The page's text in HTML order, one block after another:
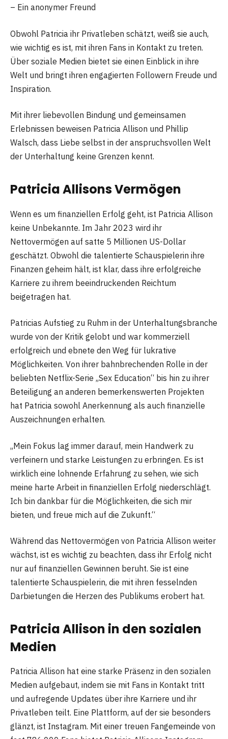
– Ein anonymer Freund
Obwohl Patricia ihr Privatleben schätzt, weiß sie auch,
wie wichtig es ist, mit ihren Fans in Kontakt zu treten.
Über soziale Medien bietet sie einen Einblick in ihre
Welt und bringt ihren engagierten Followern Freude und
Inspiration.
Mit ihrer liebevollen Bindung und gemeinsamen
Erlebnissen beweisen Patricia Allison und Phillip
Walsch, dass Liebe selbst in der anspruchsvollen Welt
der Unterhaltung keine Grenzen kennt.
Patricia Allisons Vermögen
Wenn es um finanziellen Erfolg geht, ist Patricia Allison
keine Unbekannte. Im Jahr 2023 wird ihr
Nettovermögen auf satte 5 Millionen US-Dollar
geschätzt. Obwohl die talentierte Schauspielerin ihre
Finanzen geheim hält, ist klar, dass ihre erfolgreiche
Karriere zu ihrem beeindruckenden Reichtum
beigetragen hat.
Patricias Aufstieg zu Ruhm in der Unterhaltungsbranche
wurde von der Kritik gelobt und war kommerziell
erfolgreich und ebnete den Weg für lukrative
Möglichkeiten. Von ihrer bahnbrechenden Rolle in der
beliebten Netflix-Serie „Sex Education“ bis hin zu ihrer
Beteiligung an anderen bemerkenswerten Projekten
hat Patricia sowohl Anerkennung als auch finanzielle
Auszeichnungen erhalten.
„Mein Fokus lag immer darauf, mein Handwerk zu
verfeinern und starke Leistungen zu erbringen. Es ist
wirklich eine lohnende Erfahrung zu sehen, wie sich
meine harte Arbeit in finanziellen Erfolg niederschlägt.
Ich bin dankbar für die Möglichkeiten, die sich mir
bieten, und freue mich auf die Zukunft.“
Während das Nettovermögen von Patricia Allison weiter
wächst, ist es wichtig zu beachten, dass ihr Erfolg nicht
nur auf finanziellen Gewinnen beruht. Sie ist eine
talentierte Schauspielerin, die mit ihren fesselnden
Darbietungen die Herzen des Publikums erobert hat.
Patricia Allison in den sozialen
Medien
Patricia Allison hat eine starke Präsenz in den sozialen
Medien aufgebaut, indem sie mit Fans in Kontakt tritt
und aufregende Updates über ihre Karriere und ihr
Privatleben teilt. Eine Plattform, auf der sie besonders
glänzt, ist Instagram. Mit einer treuen Fangemeinde von